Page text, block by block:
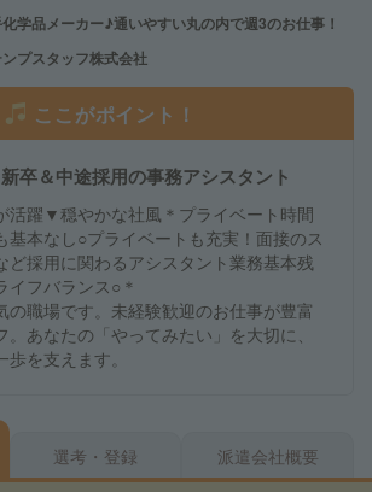
学品メーカー♪通いやすい丸の内で週3のお仕事！
プスタッフ株式会社
ここがポイント！
卒＆中途採用の事務アシスタント
活躍▼穏やかな社風＊プライベート時間
基本なし○プライベートも充実！面接のス
ど採用に関わるアシスタント業務基本残
イフバランス○＊
の職場です。未経験歓迎のお仕事が豊富
あなたの「やってみたい」を大切に、
を支えます。
選考・登録 派遣会社概要